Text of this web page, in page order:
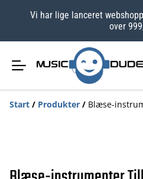
Vi har lige lanceret
over
Start / Produkter / Blæse-